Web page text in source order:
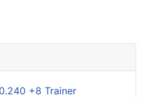
+8 Trainer